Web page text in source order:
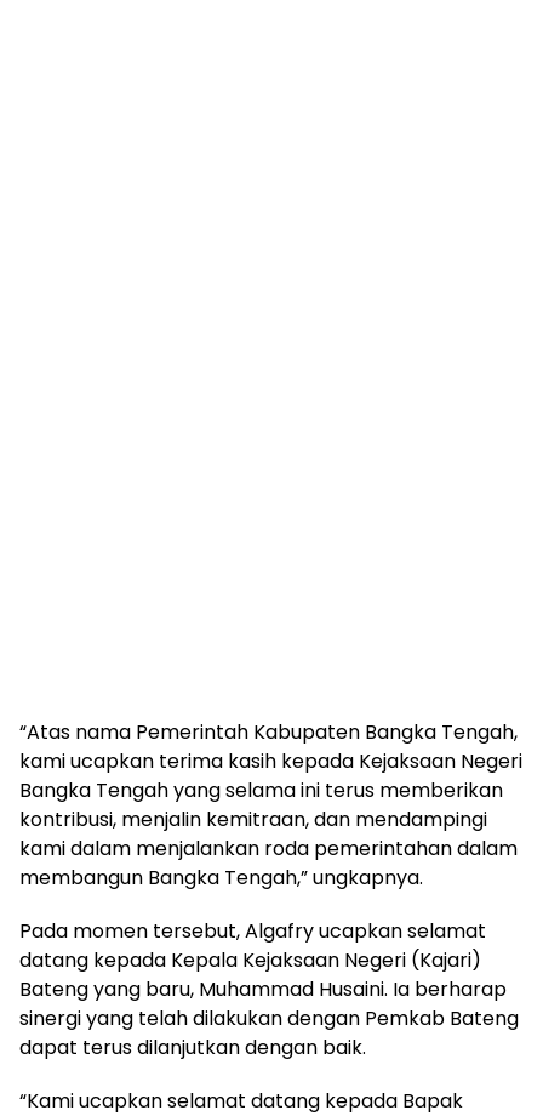
“Atas nama Pemerintah Kabupaten Bangka Tengah,
kami ucapkan terima kasih kepada Kejaksaan Negeri
Bangka Tengah yang selama ini terus memberikan
kontribusi, menjalin kemitraan, dan mendampingi
kami dalam menjalankan roda pemerintahan dalam
membangun Bangka Tengah,” ungkapnya.
Pada momen tersebut, Algafry ucapkan selamat
datang kepada Kepala Kejaksaan Negeri (Kajari)
Bateng yang baru, Muhammad Husaini. Ia berharap
sinergi yang telah dilakukan dengan Pemkab Bateng
dapat terus dilanjutkan dengan baik.
“Kami ucapkan selamat datang kepada Bapak